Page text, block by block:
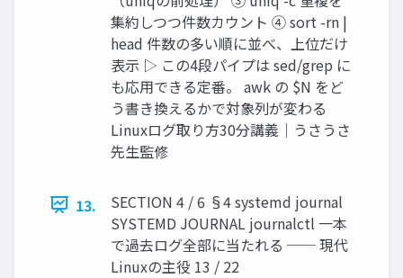
集約しつつ件数カウント ④ sort -rn |
head 件数の多い順に並べ、上位だけ
表示 ▷ この4段パイプは sed/grep に
も応用できる定番。 awk の $N をど
う書き換えるかで対象列が変わる
Linuxログ取り方30分講義｜うさうさ
先生監修
13.
SECTION 4 / 6 §4 systemd journal
SYSTEMD JOURNAL journalctl 一本
で過去ログ全部に当たれる ── 現代
Linuxの主役 13 / 22